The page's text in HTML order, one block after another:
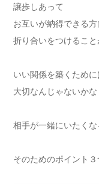
譲歩しあって
お互いが納得できる
折り合いをつけるこ
いい関係を築くために
大切なんじゃないかな
相手が一緒にいたくな
そのためのポイント３